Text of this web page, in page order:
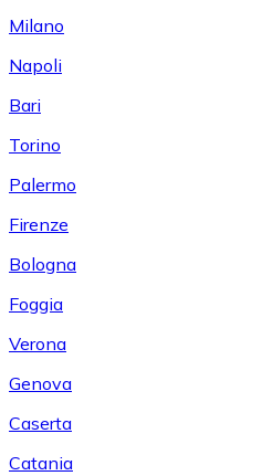
Milano
Napoli
Bari
Torino
Palermo
Firenze
Bologna
Foggia
Verona
Genova
Caserta
Catania